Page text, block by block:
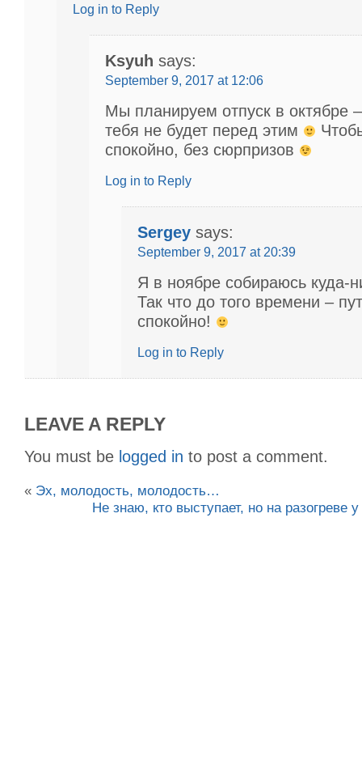
Log in to Reply
Ksyuh says:
September 9, 2017 at 12:06
Мы планируем отпуск в октябре
тебя не будет перед этим
спокойно, без сюрпризов
Log in to Reply
Sergey says:
September 9, 2017 at 20:39
Я в ноябре собираюсь куда-
Так что до того времени –
спокойно!
Log in to Reply
LEAVE A REPLY
You must be logged in to post a comment.
« Эх, молодость, молодость…
Не знаю, кто выступает, но на разогреве